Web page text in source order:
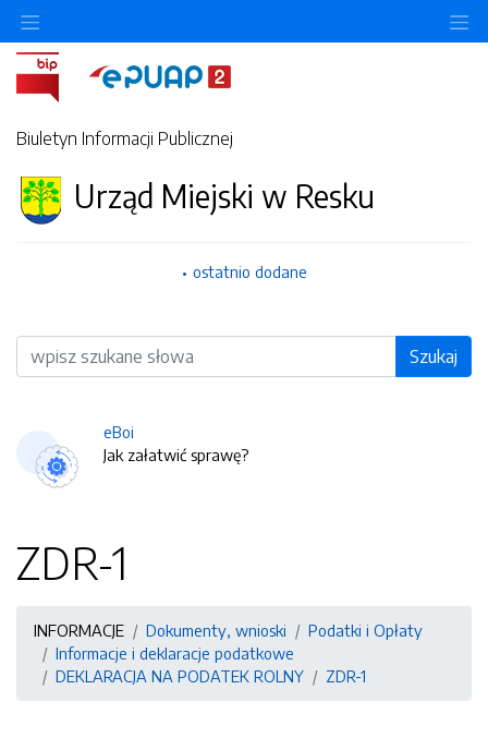
Biuletyn Informacji Publicznej
Urząd Miejski w Resku
ostatnio dodane
Wyszukiwarka Szukaj
eBoi
Jak załatwić sprawę?
ZDR-1
INFORMACJE Dokumenty, wnioski
Podatki i Opłaty
Informacje i deklaracje podatkowe
DEKLARACJA NA PODATEK ROLNY
ZDR-1